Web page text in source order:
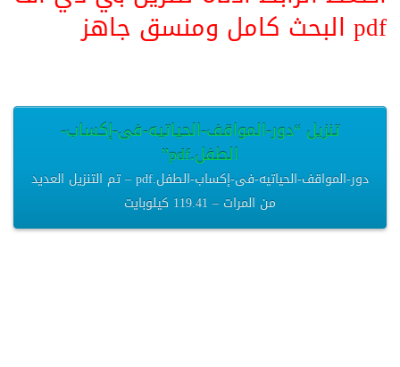
pdf البحث كامل ومنسق جاهز
تنزيل “دور-المواقف-الحياتيه-فى-إكساب-
الطفل.pdf”
دور-المواقف-الحياتيه-فى-إكساب-الطفل.pdf – تم التنزيل العديد
من المرات – 119.41 كيلوبايت